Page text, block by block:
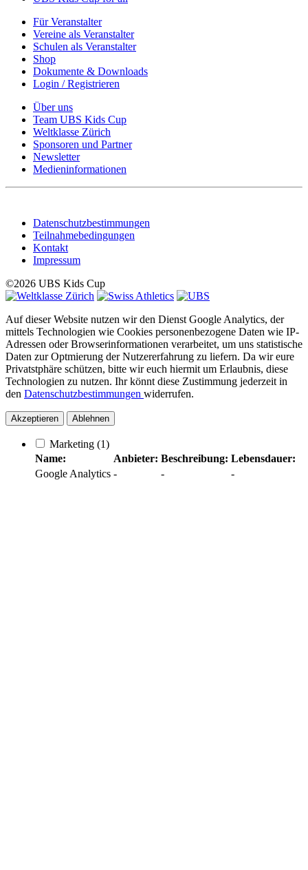
Für Veranstalter
Vereine als Veranstalter
Schulen als Veranstalter
Shop
Dokumente & Downloads
Login / Registrieren
Über uns
Team UBS Kids Cup
Weltklasse Zürich
Sponsoren und Partner
Newsletter
Medieninformationen
Datenschutzbestimmungen
Teilnahmebedingungen
Kontakt
Impressum
©2026 UBS Kids Cup
Auf dieser Website nutzen wir den Dienst Google Analytics, der
mittels Technologien wie Cookies personenbezogene Daten wie IP-
Adressen oder Browserinformationen verarbeitet, um uns statistische
Daten zur Optmierung der Nutzererfahrung zu liefern. Da wir eure
Privatstphäre schützen, bitte wir euch hiermit um Erlaubnis, diese
Technologien zu nutzen. Ihr könnt diese Zustimmung jederzeit in
den Datenschutzbestimmungen widerrufen.
Akzeptieren Ablehnen
Marketing (1)
Name:
Anbieter: Beschreibung: Lebensdauer:
Google Analytics - - -